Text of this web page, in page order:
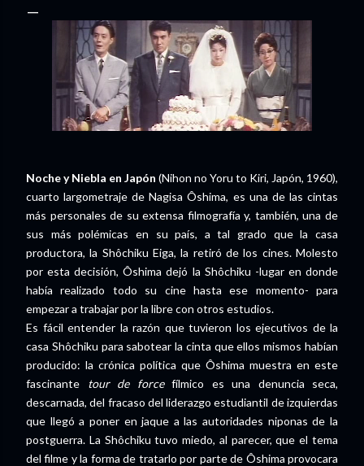
Noche y Niebla en Japón (Nihon no Yoru to Kiri, Japón, 1960),
cuarto largometraje de Nagisa Ôshima, es una de las cintas
más personales de su extensa filmografía y, también, una de
sus más polémicas en su país, a tal grado que la casa
productora, la Shôchiku Eiga, la retiró de los cines. Molesto
por esta decisión, Ôshima dejó la Shôchiku -lugar en donde
había realizado todo su cine hasta ese momento- para
empezar a trabajar por la libre con otros estudios.
Es fácil entender la razón que tuvieron los ejecutivos de la
casa Shôchiku para sabotear la cinta que ellos mismos habían
producido: la crónica política que Ôshima muestra en este
fascinante tour de forcefílmico es una denuncia seca,
descarnada, del fracaso del liderazgo estudiantil de izquierdas
que llegó a poner en jaque a las autoridades niponas de la
postguerra. La Shôchiku tuvo miedo, al parecer, que el tema
del filme y la forma de tratarlo por parte de Ôshima provocara